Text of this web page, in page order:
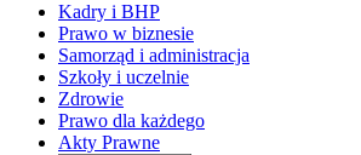
Kadry i BHP
Prawo w biznesie
Samorząd i administracja
Szkoły i uczelnie
Zdrowie
Prawo dla każdego
Akty Prawne